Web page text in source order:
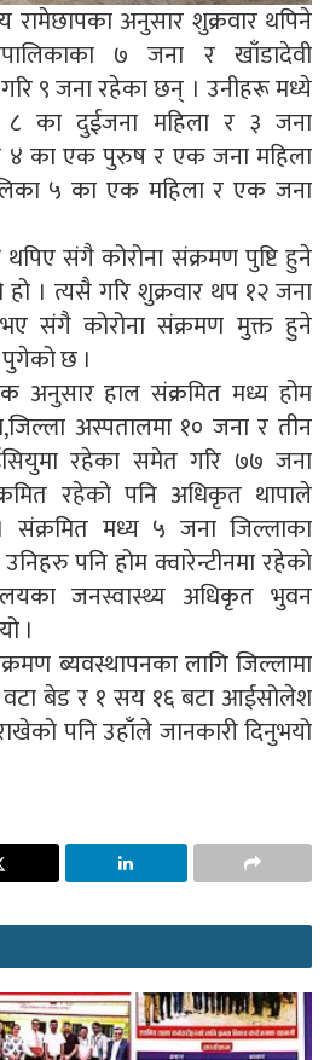
रामेछापका अनुसार शुक्रवार थपिने
७ जना र खाँडादेवी
९ जना रहेका छन् । उनीहरू मध्ये
८ का दुईजना महिला र ३ जना
४ का एक पुरुष र एक जना महिला
५ का एक महिला र एक जना
संगै कोरोना संक्रमण पुष्टि हुने
। त्यसै गरि शुक्रवार थप १२ जना
भए संगै कोरोना संक्रमण मुक्त हुने
छ ।
अनुसार हाल संक्रमित मध्य होम
अस्पतालमा १० जना र तीन
रहेका समेत गरि ७७ जना
रहेको पनि अधिकृत थापाले
संक्रमित मध्य ५ जना जिल्लाका
पनि होम क्वारेन्टीनमा रहेको
जनस्वास्थ्य अधिकृत भुवन
।
ब्यवस्थापनका लागि जिल्लामा
वटा बेड र १ सय १६ बटा आईसोलेश
पनि उहाँले जानकारी दिनुभयो